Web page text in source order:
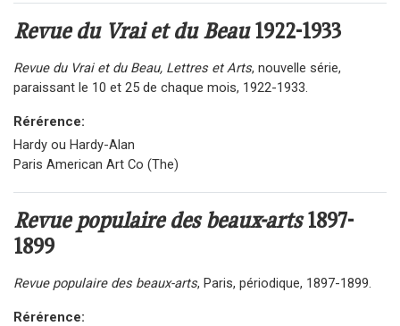
Revue du Vrai et du Beau1922-1933
Revue du Vrai et du Beau, Lettres et Arts, nouvelle série,
paraissant le 10 et 25 de chaque mois, 1922-1933.
Rérérence:
Hardy ou Hardy-Alan
Paris American Art Co (The)
Revue populaire des beaux-arts1897-
1899
Revue populaire des beaux-arts, Paris, périodique, 1897-1899.
Rérérence: